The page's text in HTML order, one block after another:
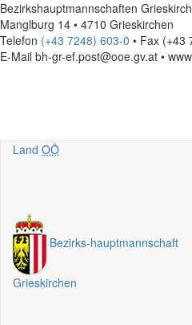
Bezirkshauptmannschaften
Manglburg 14 • 4710 Grieskirchen
Telefon (+43 7248) 603-0 • Fax (+43
E-Mail bh-gr-ef.post@ooe.gv.at •
Land OÖ
Bezirks-hauptmannschaft
Grieskirchen